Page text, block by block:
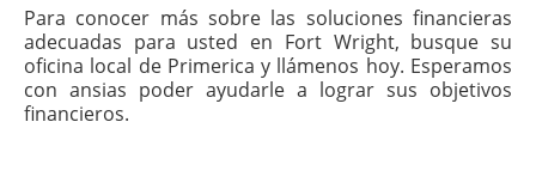
Para conocer más sobre las soluciones financieras
adecuadas para usted en Fort Wright, busque su
oficina local de Primerica y llámenos hoy. Esperamos
con ansias poder ayudarle a lograr sus objetivos
financieros.